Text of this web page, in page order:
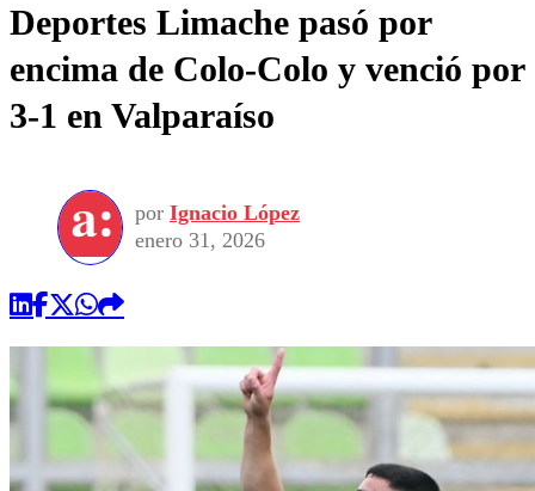
Deportes Limache pasó por
encima de Colo-Colo y venció por
3-1 en Valparaíso
por Ignacio López
enero 31, 2026